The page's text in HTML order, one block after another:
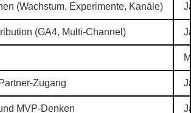
(Wachstum, Experimente, Kanäle)
(GA4, Multi-Channel)
Zugang
MVP-Denken